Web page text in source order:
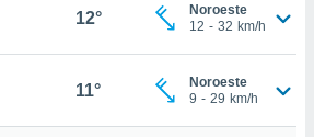
12°
Noroeste
12 - 32 km/h
11°
Noroeste
9 - 29 km/h